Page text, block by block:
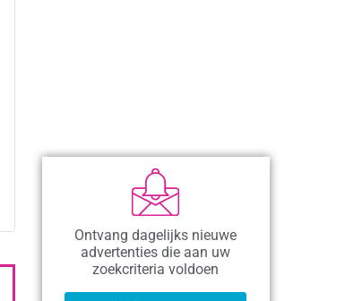
Ontvang dagelijks nieuwe
advertenties die aan uw
zoekcriteria voldoen